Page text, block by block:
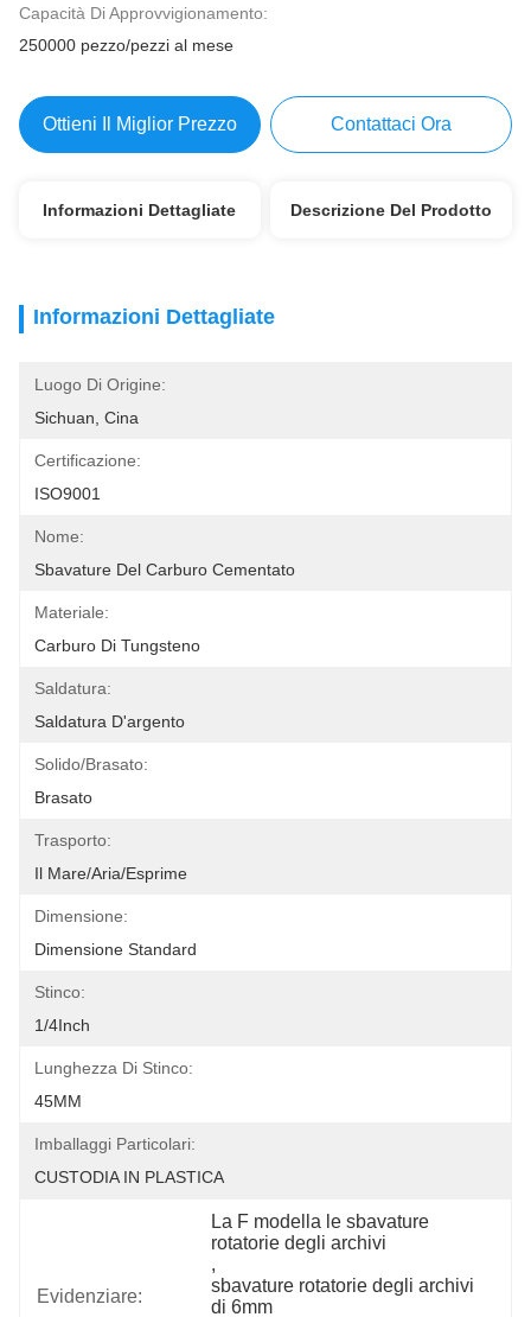
Capacità Di Approvvigionamento:
250000 pezzo/pezzi al mese
Ottieni Il Miglior Prezzo Contattaci Ora
Informazioni Dettagliate Descrizione Del Prodotto
Informazioni Dettagliate
Luogo Di Origine:
Sichuan, Cina
Certificazione:
ISO9001
Nome:
Sbavature Del Carburo Cementato
Materiale:
Carburo Di Tungsteno
Saldatura:
Saldatura D'argento
Solido/brasato:
Brasato
Trasporto:
Il Mare/aria/esprime
Dimensione:
Dimensione Standard
Stinco:
1/4Inch
Lunghezza Di Stinco:
45MM
Imballaggi Particolari:
CUSTODIA IN PLASTICA
Evidenziare:
La F modella le sbavature
rotatorie degli archivi
,
sbavature rotatorie degli archivi
di 6mm